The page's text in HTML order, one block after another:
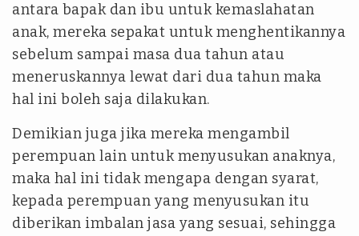
antara bapak dan ibu untuk kemaslahatan
anak, mereka sepakat untuk menghentikannya
sebelum sampai masa dua tahun atau
meneruskannya lewat dari dua tahun maka
hal ini boleh saja dilakukan.
Demikian juga jika mereka mengambil
perempuan lain untuk menyusukan anaknya,
maka hal ini tidak mengapa dengan syarat,
kepada perempuan yang menyusukan itu
diberikan imbalan jasa yang sesuai, sehingga